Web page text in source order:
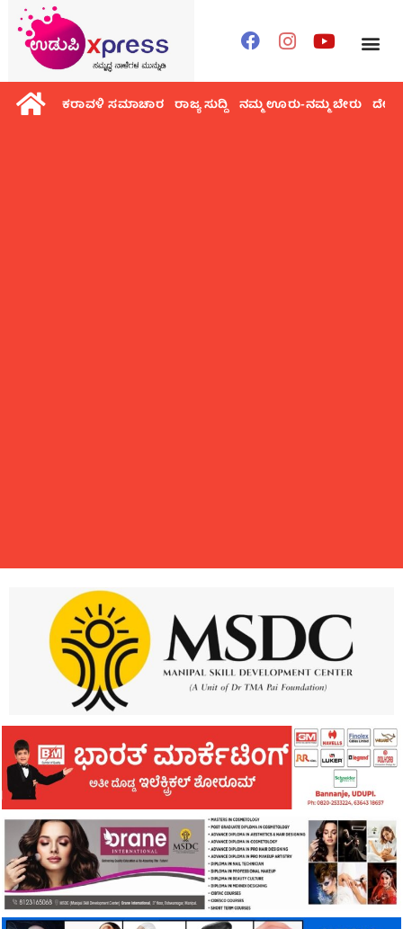
ಕರಾವಳಿ ಸಮಾಚಾರ ರಾಜ್ಯ ಸುದ್ದಿ ನಮ್ಮ ಊರು-ನಮ್ಮ ಬೇರು ದೇಶ